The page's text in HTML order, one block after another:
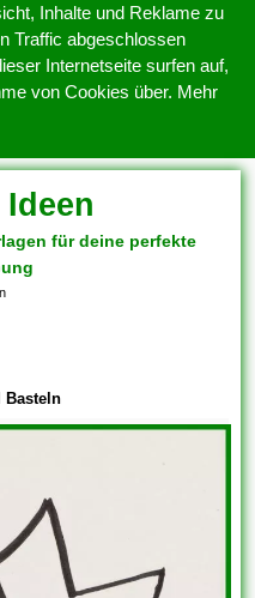
Inhalte und Reklame zu
Traffic abgeschlossen
Internetseite surfen auf,
von Cookies über. Mehr
für deine perfekte
Basteln